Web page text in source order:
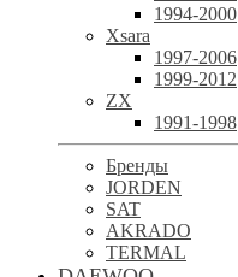
1994-2000
Xsara
1997-2006
1999-2012
ZX
1991-1998
Бренды
JORDEN
SAT
AKRADO
TERMAL